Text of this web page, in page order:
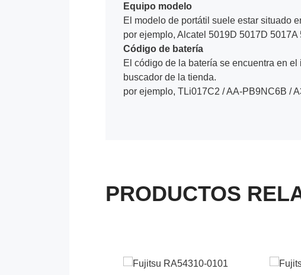
Equipo modelo
El modelo de portátil suele estar situado
por ejemplo, Alcatel 5019D 5017D
Código de batería
El código de la batería se encuentra en
buscador de la tienda.
por ejemplo, TLi017C2 / AA-PB9NC6B /
PRODUCTOS